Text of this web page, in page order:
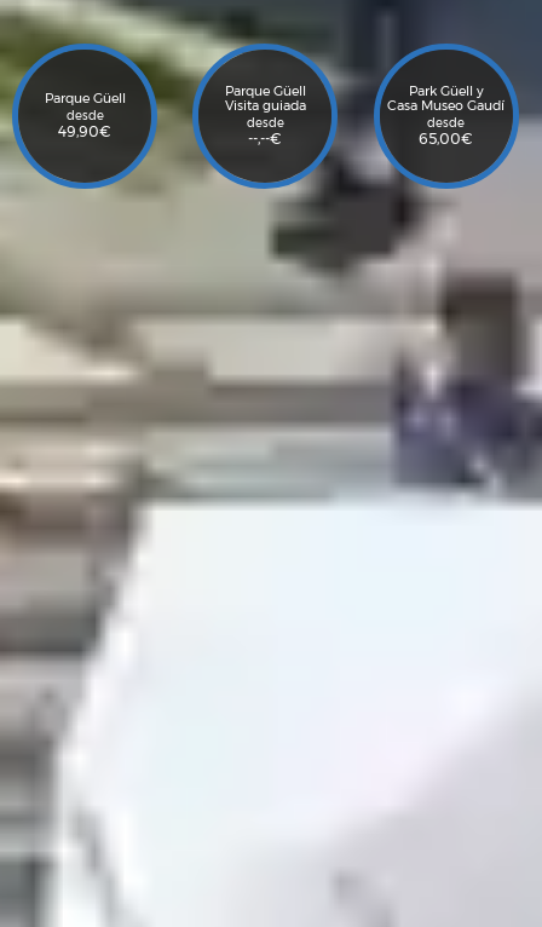
Parque Güell
desde
49,90€
Parque Güell
Visita guiada
desde
--,--€
Park Güell y
Casa Museo Gaudí
desde
65,00€